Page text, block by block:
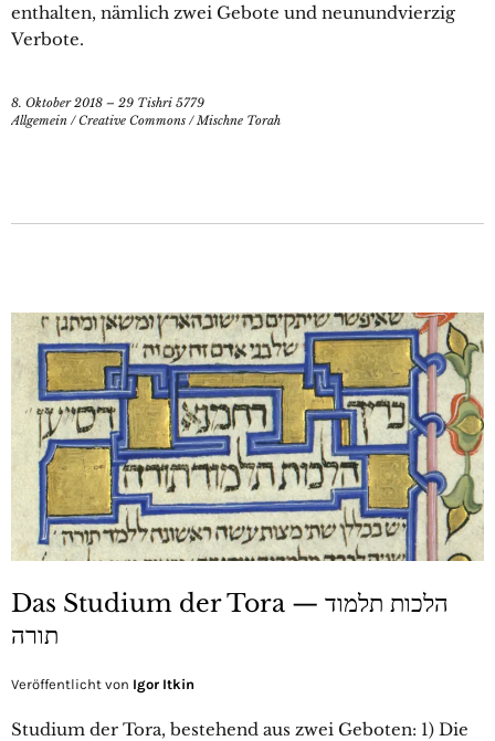
enthalten, nämlich zwei Gebote und neunundvierzig
Verbote.
8. Oktober 2018 – 29 Tishri 5779
Allgemein /Creative Commons / Mischne Torah
Das Studium der Tora — הלכות תלמוד
תורה
Veröffentlicht von Igor Itkin
Studium der Tora, bestehend aus zwei Geboten: 1) Die